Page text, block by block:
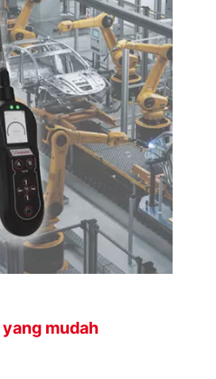
mudah